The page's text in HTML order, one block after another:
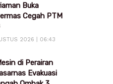
Buka
Cegah PTM
2026 | 06:43
di Perairan
Evakuasi